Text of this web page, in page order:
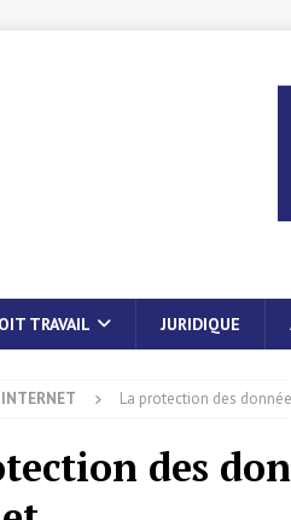
TRAVAIL JURIDIQUE
INTERNET La protection des
des